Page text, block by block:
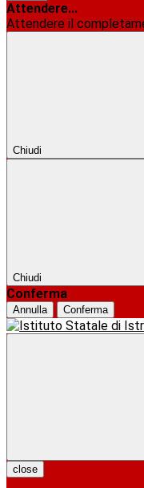
Attendere...
Attendere il
Chiudi
Chiudi
Conferma
Annulla Conferma
close